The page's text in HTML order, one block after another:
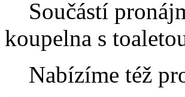
Součástí
koupelna s
Nabízíme též